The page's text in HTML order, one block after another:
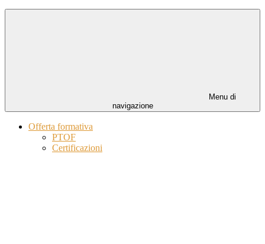
Menu di
navigazione
Offerta formativa
PTOF
Certificazioni